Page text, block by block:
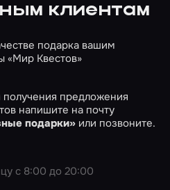
клиентам
подарка вашим
«Мир Квестов»
предложения
напишите на почту
подарки» или позвоните.
с 8:00 до 20:00